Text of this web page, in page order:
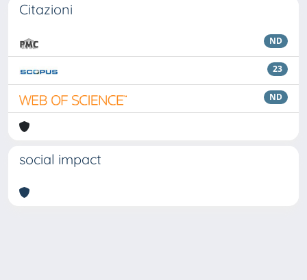
Citazioni
ND
23
ND
social impact